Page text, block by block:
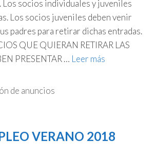
Los socios individuales y juveniles
Los socios juveniles deben venir
padres para retirar dichas entradas.
QUE QUIERAN RETIRAR LAS
PRESENTAR … Leer más
de anuncios
VERANO 2018